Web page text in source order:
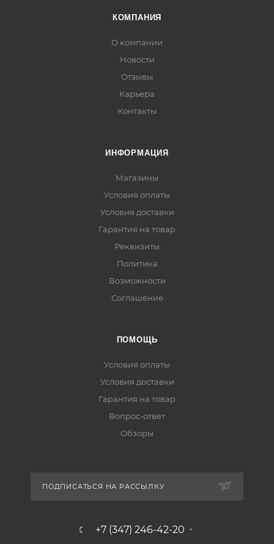
КОМПАНИЯ
О компании
Новости
Отзывы
Карьера
Контакты
ИНФОРМАЦИЯ
Магазины
Условия оплаты
Условия доставки
Гарантия на товар
Реквизиты
Политика
Возможности
Соглашение
ПОМОЩЬ
Условия оплаты
Условия доставки
Гарантия на товар
Вопрос-ответ
Обзоры
ПОДПИСАТЬСЯ НА РАССЫЛКУ
+7 (347) 246-42-20